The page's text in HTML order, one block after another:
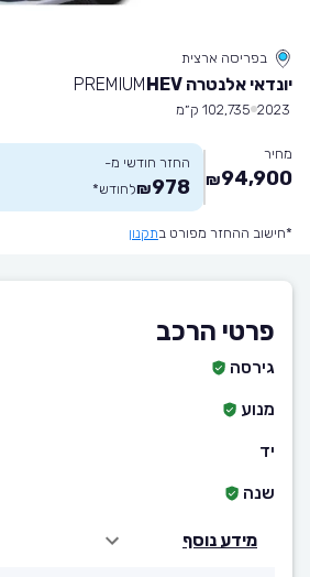
בפריסה ארצית
יונדאי אלנטרה HEV PREMIUM
2023 102,735 ק״מ
מחיר
94,900
₪
החזר חודשי מ-
978
₪לחודש*
*חישוב ההחזר מפורט בתקנון
פרטי הרכב
גירסה
מנוע
יד
שנה
מידע נוסף